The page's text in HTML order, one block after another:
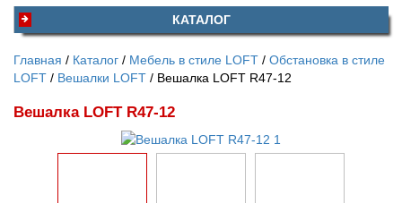
КАТАЛОГ
Главная Каталог Мебель в стиле LOFT
Обстановка в стиле
LOFT
Вешалки LOFT Вешалка LOFT R47-12
Вешалка LOFT R47-12